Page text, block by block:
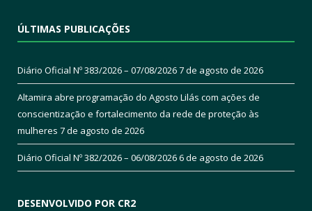
ÚLTIMAS PUBLICAÇÕES
Diário Oficial Nº 383/2026 – 07/08/20267 de agosto de 2026
Altamira abre programação do Agosto Lilás com ações de
conscientização e fortalecimento da rede de proteção às
mulheres 7 de agosto de 2026
Diário Oficial Nº 382/2026 – 06/08/20266 de agosto de 2026
DESENVOLVIDO POR CR2